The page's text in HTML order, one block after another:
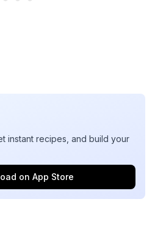
instant recipes, and build your
on App Store